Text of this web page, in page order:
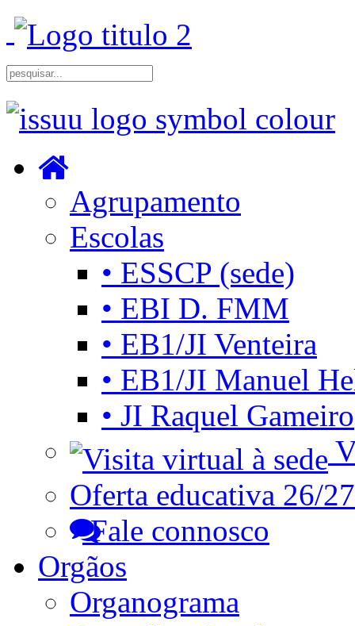
Agrupamento
Escolas
• ESSCP (sede)
• EBI D. FMM
• EB1/JI Venteira
• EB1/JI Manuel
• JI Raquel Gameiro
Oferta educativa 26/27
Fale connosco
Orgãos
Organograma